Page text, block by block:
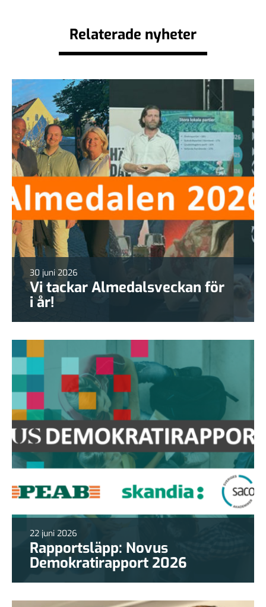
Relaterade nyheter
30 juni 2026
Vi tackar Almedalsveckan för
i år!
22 juni 2026
Rapportsläpp: Novus
Demokratirapport 2026